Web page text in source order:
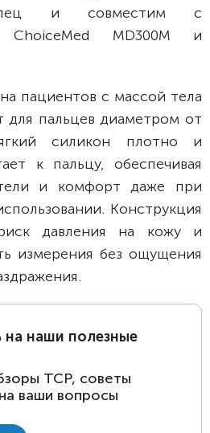
и совместим с
ChoiceMed MD300M и
пациентов с массой тела
для пальцев диаметром от
силикон плотно и
к пальцу, обеспечивая
и комфорт даже при
Конструкция
давления на кожу и
измерения без ощущения
на наши полезные
ТСР, советы
ваши вопросы